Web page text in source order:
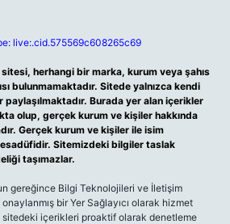
live:.cid.575569c608265c69
herhangi bir marka, kurum veya şahıs
bulunmamaktadır. Sitede yalnızca kendi
paylaşılmaktadır. Burada yer alan içerikler
olup, gerçek kurum ve kişiler hakkında
Gerçek kurum ve kişiler ile isim
Sitemizdeki bilgiler taslak
taşımazlar.
gereğince Bilgi Teknolojileri ve İletişim
bir Yer Sağlayıcı olarak hizmet
sitedeki içerikleri proaktif olarak denetleme